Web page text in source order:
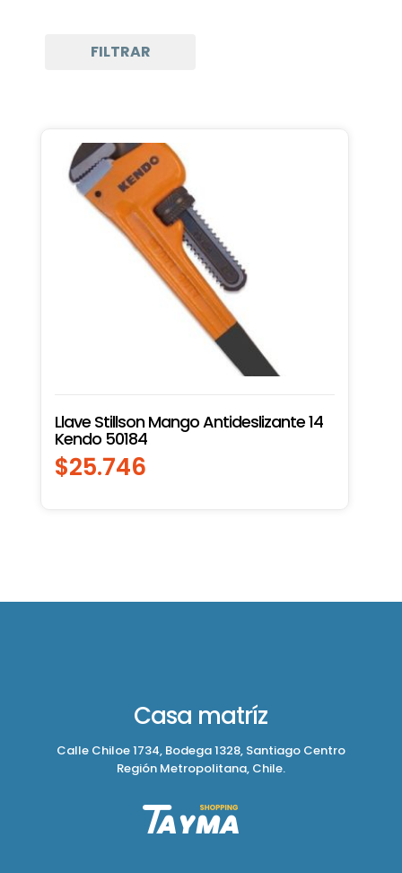
FILTRAR
Llave Stillson Mango Antideslizante 14
Kendo 50184
$25.746
Casa matríz
Calle Chiloe 1734, Bodega 1328, Santiago Centro
Región Metropolitana, Chile.